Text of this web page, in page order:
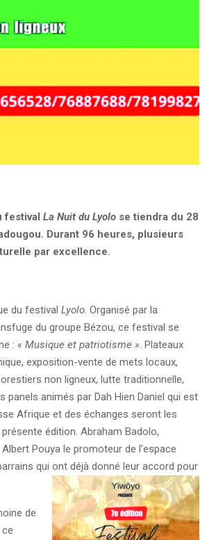
festival La Nuit du Lyolo se tiendra du 28
Durant 96 heures, plusieurs
par excellence.
du festival Lyolo. Organisé par la
du groupe Bézou, ce festival se
: « Musique et patriotisme ». Plateaux
exposition-vente de mets locaux,
non ligneux, lutte traditionnelle,
animés par Dah Hien Daniel qui est
Afrique et des échanges seront les
édition. Abraham Badolo,
Pouya le promoteur de l’espace
qui ont déjà donné leur accord pour
de
ce